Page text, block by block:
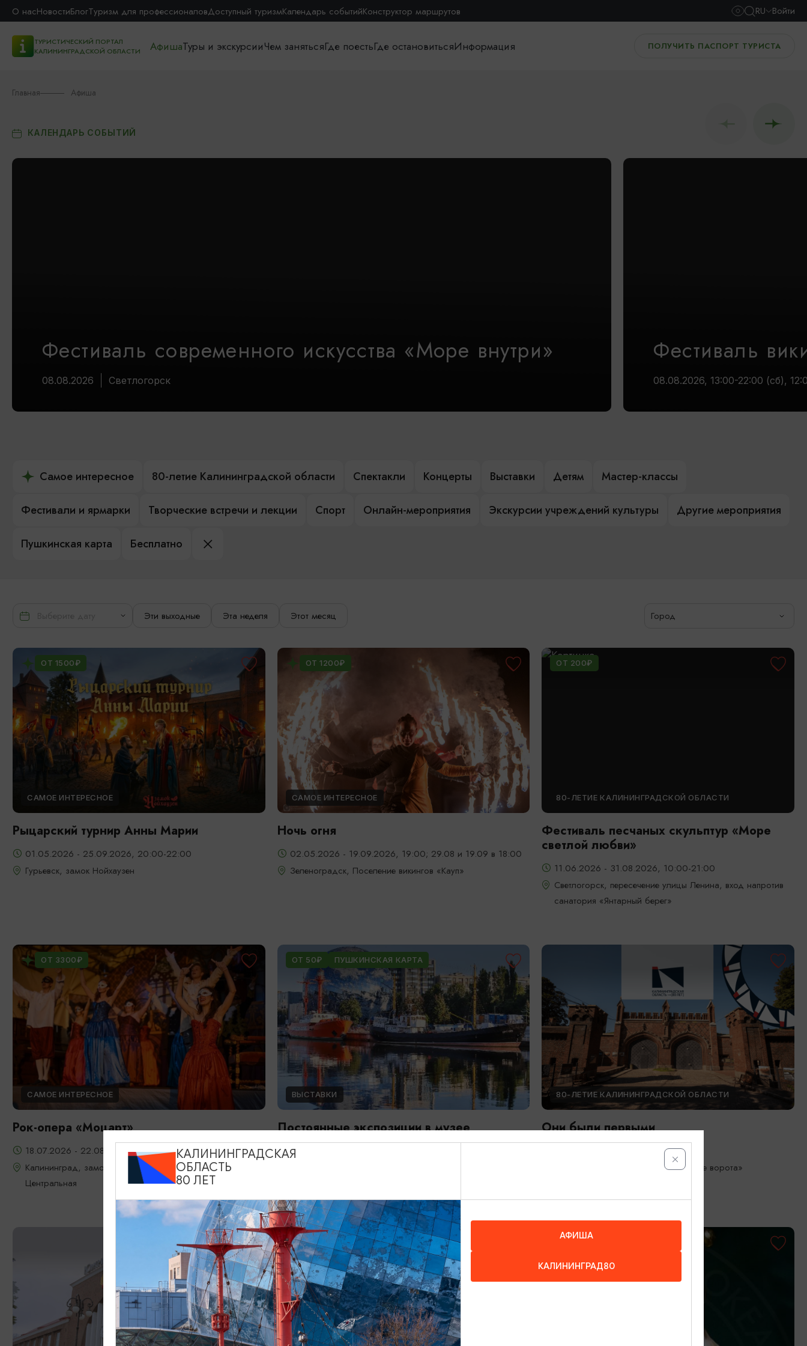
О насНовостиБлогТуризм для профессионаловДоступный туризмКалендарь событийКонструктор маршрутов RU Войти
ТУРИСТИЧЕСКИЙ ПОРТАЛ
КАЛИНИНГРАДСКОЙ ОБЛАСТИ
АфишаТуры и экскурсииЧем занятьсяГде поестьГде остановитьсяИнформация ПОЛУЧИТЬ ПАСПОРТ ТУРИСТА
Главная Афиша
КАЛЕНДАРЬ СОБЫТИЙ
Фестиваль современного искусства «Море внутри»
08.08.2026 Светлогорск
Фестиваль
08.08.2026, 13:00-22:00 (сб),
Самое интересное 80-летие Калининградской области Спектакли Концерты Выставки Детям Мастер-классы
Фестивали и ярмарки Творческие встречи и лекции Спорт Онлайн-мероприятия Экскурсии учреждений культуры Другие мероприятия
Пушкинская карта Бесплатно
Эти выходные Эта неделя Этот месяц Город
ОТ 1500₽
САМОЕ ИНТЕРЕСНОЕ
Рыцарский турнир Анны Марии
01.05.2026 - 25.09.2026, 20:00-22:00
Гурьевск, замок Нойхаузен
ОТ 1200₽
САМОЕ ИНТЕРЕСНОЕ
Ночь огня
02.05.2026 - 19.09.2026, 19:00; 29.08 и 19.09 в 18:00
Зеленоградск, Поселение викингов «Кауп»
ОТ 200₽
80-ЛЕТИЕ КАЛИНИНГРАДСКОЙ ОБЛАСТИ
Фестиваль песчаных скульптур «Море
светлой любви»
11.06.2026 - 31.08.2026, 10:00-21:00
Светлогорск, пересечение улицы Ленина, вход напротив
санатория «Янтарный берег»
ОТ 3300₽
САМОЕ ИНТЕРЕСНОЕ
Рок-опера «Моцарт»
18.07.2026 - 22.08.2026, 18:00, 7.08 и 22.08 в 17:00
Калининград, замок Шаакен, пос. Некрасово, ул.
Центральная
ОТ 50₽ ПУШКИНСКАЯ КАРТА
ВЫСТАВКИ
Постоянные экспозиции в музее
Мирового океана
80-ЛЕТИЕ КАЛИНИНГРАДСКОЙ ОБЛАСТИ
Они были первыми
Калининград, Музей «Фридландские ворота»
КАЛИНИНГРАДСКАЯ
ОБЛАСТЬ
80 ЛЕТ
АФИША
КАЛИНИНГРАД80